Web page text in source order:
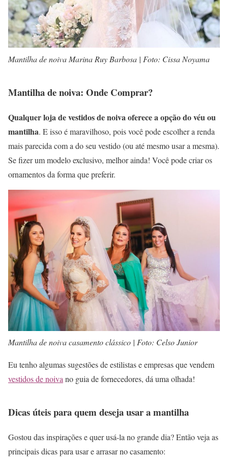
Mantilha de noiva Marina Ruy Barbosa | Foto: Cissa Noyama
Mantilha de noiva: Onde Comprar?
Qualquer loja de vestidos de noiva oferece a opção do véu ou
mantilha. E isso é maravilhoso, pois você pode escolher a renda
mais parecida com a do seu vestido (ou até mesmo usar a mesma).
Se fizer um modelo exclusivo, melhor ainda! Você pode criar os
ornamentos da forma que preferir.
Mantilha de noiva casamento clássico | Foto: Celso Junior
Eu tenho algumas sugestões de estilistas e empresas que vendem
vestidos de noivano guia de fornecedores, dá uma olhada!
Dicas úteis para quem deseja usar a mantilha
Gostou das inspirações e quer usá-la no grande dia? Então veja as
principais dicas para usar e arrasar no casamento: